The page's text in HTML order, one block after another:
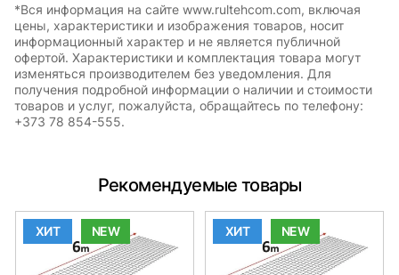
*Вся информация на сайте www.rultehcom.com, включая
цены, характеристики и изображения товаров, носит
информационный характер и не является публичной
офертой. Характеристики и комплектация товара могут
изменяться производителем без уведомления. Для
получения подробной информации о наличии и стоимости
товаров и услуг, пожалуйста, обращайтесь по телефону:
+373 78 854-555.
Рекомендуемые товары
ХИТ NEW ХИТ NEW